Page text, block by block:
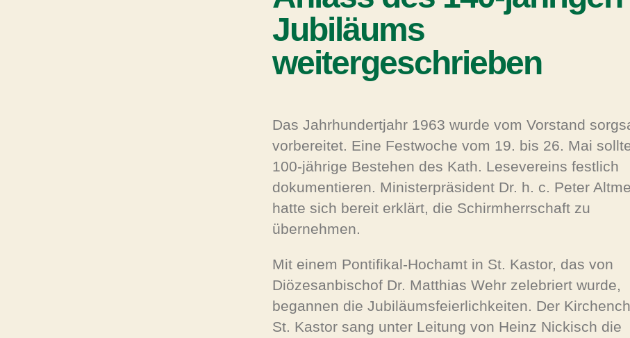
Jubiläums
weitergeschrieben
Das Jahrhundertjahr 1963 wurde vom Vorstand
vorbereitet. Eine Festwoche vom 19. bis 26. Mai
100-jährige Bestehen des Kath. Lesevereins festlich
dokumentieren. Ministerpräsident Dr. h. c. Peter
hatte sich bereit erklärt, die Schirmherrschaft zu
übernehmen.
Mit einem Pontifikal-Hochamt in St. Kastor, das von
Diözesanbischof Dr. Matthias Wehr zelebriert wurde,
begannen die Jubiläumsfeierlichkeiten. Der
St. Kastor sang unter Leitung von Heinz Nickisch die